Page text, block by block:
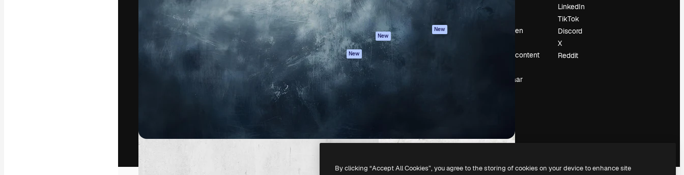
AI Voice Generator
Stockcontent
MCP voor
Claude/ChatGPT
New
Agenten New
API
Mobiele app
Alle Magnific-tools
voorwaarden
Privacybeleid
Originelen
New
Cookiebeleid
Partners
Zoektrends
Evenementen
Verkoop je content
Op zoek naar
LinkedIn
TikTok
Discord
X
Reddit
By clicking “Accept All Cookies”, you agree to the storing of cookies on your device to enhance site